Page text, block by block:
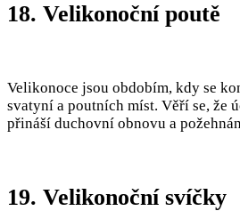
18. Velikonoční poutě
Velikonoce jsou obdobím, kdy se
svatyní a poutních míst. Věří se, že
přináší duchovní obnovu a
19. Velikonoční svíčky